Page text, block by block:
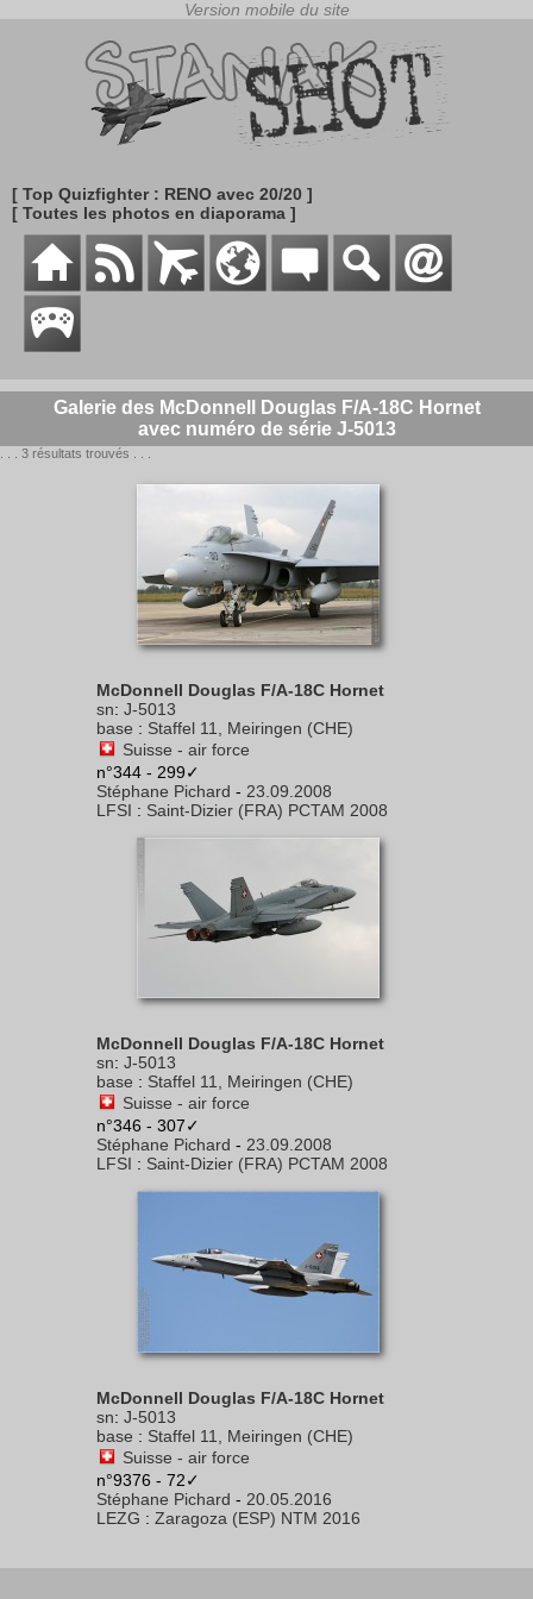
[ Top Quizfighter : RENO avec 20/20 ]
[ Toutes les photos en diaporama ]
Galerie des McDonnell Douglas F/A-18C Hornet
avec numéro de série J-5013
. . . 3 résultats trouvés . . .
McDonnell Douglas F/A-18C Hornet
sn: J-5013
base : Staffel 11, Meiringen (CHE)
Suisse - air force
n°344 - 299✓
Stéphane Pichard - 23.09.2008
LFSI : Saint-Dizier (FRA) PCTAM 2008
McDonnell Douglas F/A-18C Hornet
sn: J-5013
base : Staffel 11, Meiringen (CHE)
Suisse - air force
n°346 - 307✓
Stéphane Pichard - 23.09.2008
LFSI : Saint-Dizier (FRA) PCTAM 2008
McDonnell Douglas F/A-18C Hornet
sn: J-5013
base : Staffel 11, Meiringen (CHE)
Suisse - air force
n°9376 - 72✓
Stéphane Pichard - 20.05.2016
LEZG : Zaragoza (ESP) NTM 2016